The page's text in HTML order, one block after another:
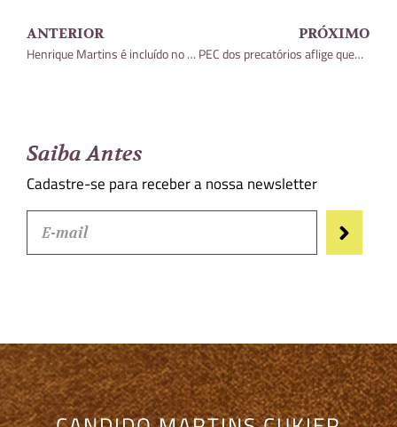
ANTERIOR
Henrique Martins é incluído no LACCA Approved 2022 na área de Corporate and M&A
PRÓXIMO
PEC dos precatórios aflige quem espera há décadas para receber do governo
Saiba Antes
Cadastre-se para receber a nossa newsletter